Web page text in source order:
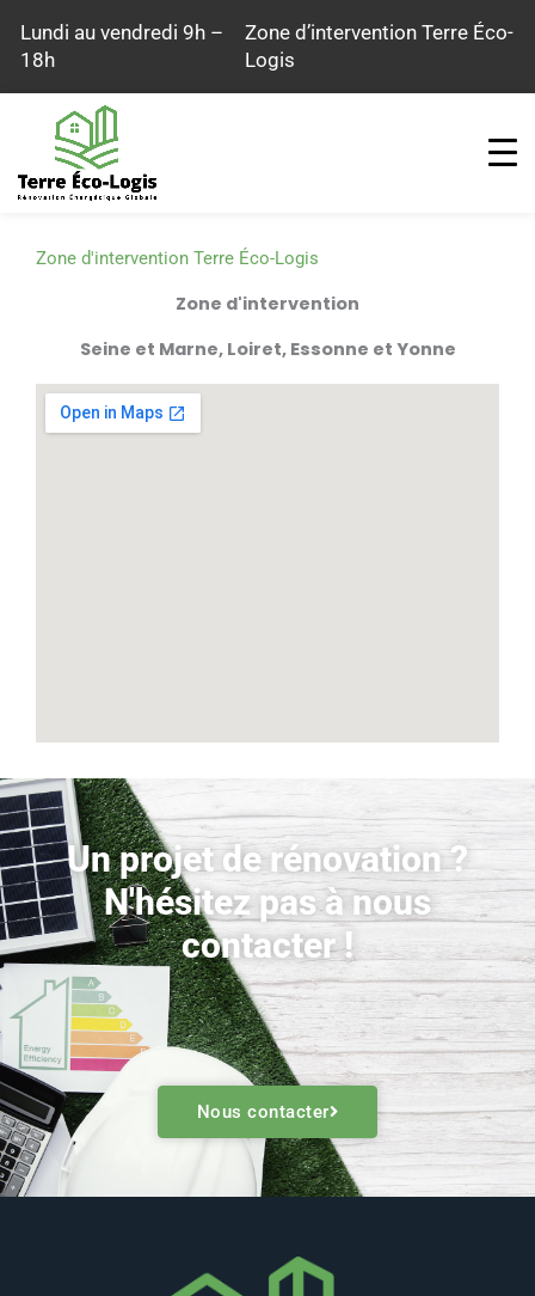
Lundi au vendredi 9h –
18h
Zone d’intervention Terre Éco-
Logis
Zone d'intervention Terre Éco-Logis
Zone d'intervention
Seine et Marne, Loiret, Essonne et Yonne
Un projet de rénovation ?
N'hésitez pas à nous
contacter !
Nous contacter